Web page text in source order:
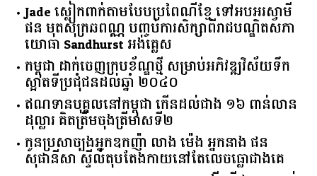
Jade ស្លៀកពាក់តាមបែបប្រពៃណីខ្មែ ទៅអបអរស្វាមី
ផន មុតសុក្រឆពណ្ណ បញ្ចប់ការសិក្សាពីរាជបណ្ឌិតសភា
យោធា Sandhurst អង់គ្លេស
កម្ពុជា​ ​ដាក់​ចេញ​ក្របខ័ណ្ឌ​ថ្មី​ ​សម្រាប់​អភិវឌ្ឍ​វិស័យ​ទឹក​
ស្អាត​ទីប្រជុំជន​ដល់​ឆ្នាំ​ ​២០៤០​
ឥណទាន​បុគ្គល​នៅ​កម្ពុជា​ ​កើន​ដល់​ជាង​ ​១៦​ ​ពាន់​លាន​
ដុល្លារ​ ​គិត​ត្រឹម​ចុង​ត្រីមាស​ទី​២​
កូនប្រសាច្បងអ្នកឧកញ៉ា លាង ម៉េង អ្នកនាង ផន
សុផានីសា ស្ទីល៍តុបតែងកាយនៅតែលេចធ្លោជាងគេ